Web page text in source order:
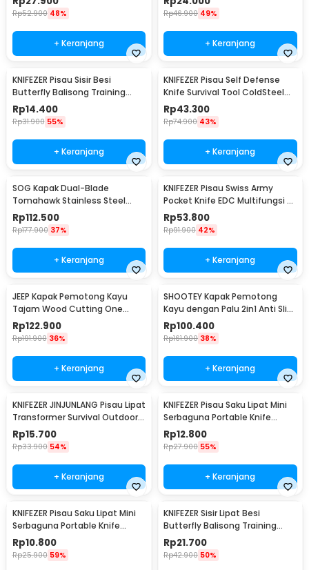
K390
Rp52.900 48%
+ Keranjang
Rp46.900 49%
+ Keranjang
KNIFEZER Pisau Sisir Besi
Butterfly Balisong Training
Knife CS GO - LF-9898
Rp14.400
Rp31.900 55%
+ Keranjang
KNIFEZER Pisau Self Defense
Knife Survival Tool ColdSteel
Straight - 17T
Rp43.300
Rp74.900 43%
+ Keranjang
SOG Kapak Dual-Blade
Tomahawk Stainless Steel
Survival Camping
Rp112.500
Rp177.900 37%
+ Keranjang
KNIFEZER Pisau Swiss Army
Pocket Knife EDC Multifungsi -
MKE16
Rp53.800
Rp91.900 42%
+ Keranjang
JEEP Kapak Pemotong Kayu
Tajam Wood Cutting One
Handed Axe - JP57
Rp122.900
Rp191.900 36%
+ Keranjang
SHOOTEY Kapak Pemotong
Kayu dengan Palu 2in1 Anti Slip
Aluminium Alloy - JHD-A018
Rp100.400
Rp161.900 38%
+ Keranjang
KNIFEZER JINJUNLANG Pisau Lipat
Transformer Survival Outdoor
Knife - JL-10A
Rp15.700
Rp33.900 54%
+ Keranjang
KNIFEZER Pisau Saku Lipat Mini
Serbaguna Portable Knife
Survival - W46
Rp12.800
Rp27.900 55%
+ Keranjang
KNIFEZER Pisau Saku Lipat Mini
Serbaguna Portable Knife
Survival Tool - W33
Rp10.800
Rp25.900 59%
KNIFEZER Sisir Lipat Besi
Butterfly Balisong Training
Knife 220mm - JL07
Rp21.700
Rp42.900 50%